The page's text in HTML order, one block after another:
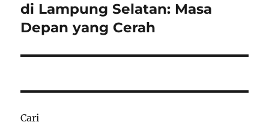
post:
di Lampung Selatan: Masa
Depan yang Cerah
Cari